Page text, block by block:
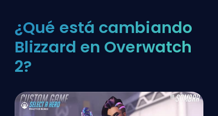
¿Qué está cambiando
Blizzard en Overwatch
2?